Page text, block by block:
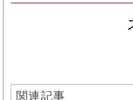
関連記事